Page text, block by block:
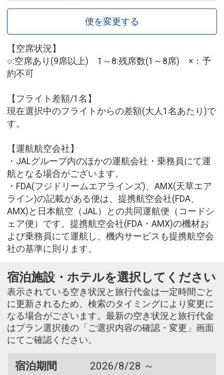
便を変更する
【空席状況】
○:空席あり(9席以上) 1～8:残席数(1～8席) ×：予
約不可
【フライト差額/1名】
現在選択中のフライトからの差額(大人1名あたり)で
す。
【運航航空会社】
・JALグループ内のほかの運航会社・乗務員にて運
航となる場合がございます。
・FDA(フジドリームエアラインズ)、AMX(天草エア
ライン)の記載がある便は、提携航空会社(FDA、
AMX)と日本航空（JAL）との共同運航便（コードシ
ェア便）です。提携航空会社(FDA・AMX)の機材お
よび乗務員にて運航し、機内サービスも提携航空会
社の基準に則ります。
宿泊施設・ホテルを選択してください
表示されている空き状況と旅行代金は一定時間ごと
に更新されるため、検索のタイミングにより変更に
なる場合がございます。最新の空き状況と旅行代金
はプラン選択後の「ご選択内容の確認・変更」画面
にてご確認ください。
宿泊期間
2026/8/28 ～